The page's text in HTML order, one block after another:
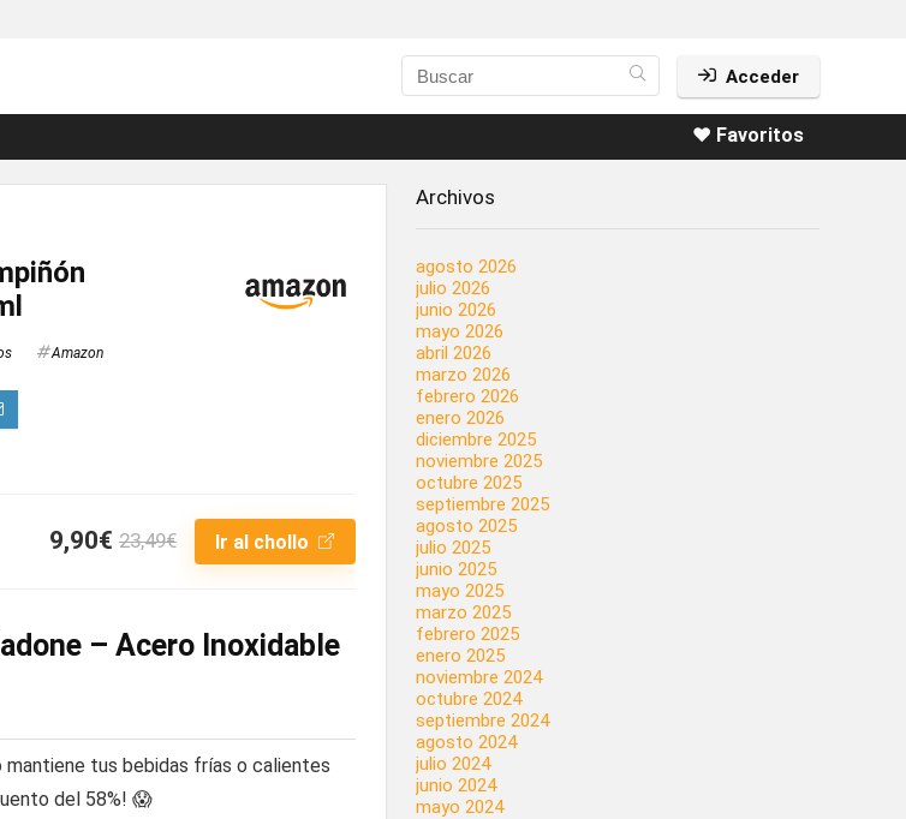
Acceder
❤️ Favoritos
Amazon
9,90€ 23,49€ Ir al chollo
– Acero Inoxidable
tus bebidas frías o calientes
del 58%! 😱
Archivos
agosto 2026
julio 2026
junio 2026
mayo 2026
abril 2026
marzo 2026
febrero 2026
enero 2026
diciembre 2025
noviembre 2025
octubre 2025
septiembre 2025
agosto 2025
julio 2025
junio 2025
mayo 2025
marzo 2025
febrero 2025
enero 2025
noviembre 2024
octubre 2024
septiembre 2024
agosto 2024
julio 2024
junio 2024
mayo 2024